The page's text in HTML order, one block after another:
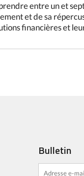
entre un et
et de sa
financières et
Bulletin